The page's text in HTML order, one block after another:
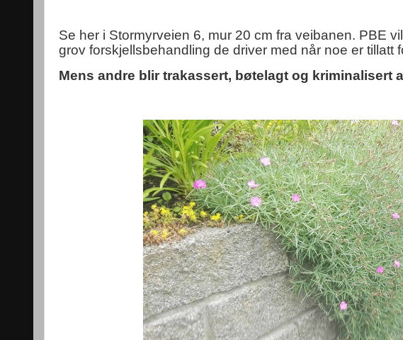
Se her i Stormyrveien 6, mur 20 cm fra veibanen. PBE
grov forskjellsbehandling de driver med når noe er tillatt
Mens andre blir trakassert, bøtelagt og kriminalisert